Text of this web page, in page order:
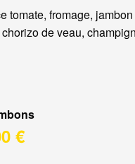
tomate, fromage,
de veau,
€